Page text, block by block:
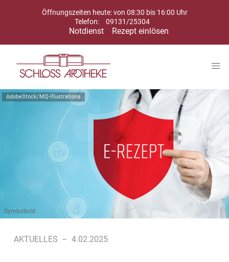
Öffnungszeiten heute: von 08:30 bis 16:00 Uhr
Telefon:
09131/25304
Notdienst Rezept einlösen
AdobeStock/MQ-Illustrations
Symbolbild
AKTUELLES – 4.02.2025